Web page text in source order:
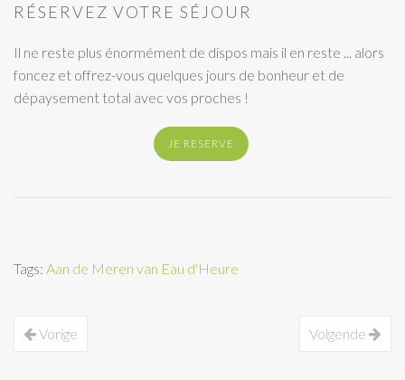
RÉSERVEZ VOTRE SÉJOUR
Il ne reste plus énormément de dispos mais il en reste ... alors
foncez et offrez-vous quelques jours de bonheur et de
dépaysement total avec vos proches !
JE RESERVE
Tags: Aan de Meren van Eau d'Heure
Vorige Volgende